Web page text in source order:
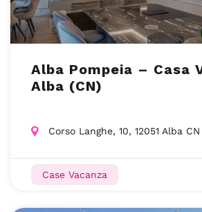
Alba Pompeia – Casa
Alba (CN)
Corso Langhe, 10, 12051 Alba CN
Case Vacanza